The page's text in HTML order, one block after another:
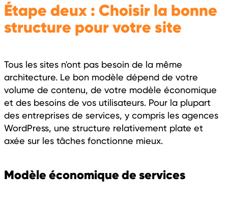
Étape deux : Choisir la bonne
structure pour votre site
Tous les sites n'ont pas besoin de la même
architecture. Le bon modèle dépend de votre
volume de contenu, de votre modèle économique
et des besoins de vos utilisateurs. Pour la plupart
des entreprises de services, y compris les agences
WordPress, une structure relativement plate et
axée sur les tâches fonctionne mieux.
Modèle économique de services